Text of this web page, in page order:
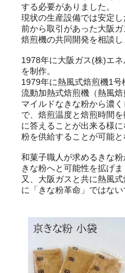
する必要がありました。
現状の生産設備では安定
前から取引があった大阪
焙煎機の共同開発を相談し
1978年に大阪ガス(株)エ
を制作。
1979年に熱風式焙煎機1号
流動加熱式焙煎機（熱風
マイルドなきな粉から濃
で、焙煎温度と焙煎時間
に答えることが出来る様
粉を供給することが可能と
和菓子職人が求めるきな
きな粉へと可能性を拡げま
又、大阪ガスと共に熱風
に「きな粉革命」ではない